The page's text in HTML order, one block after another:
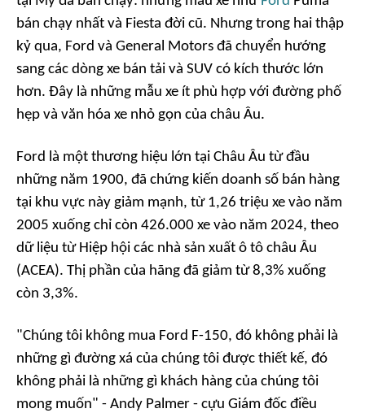
bán chạy nhất và Fiesta đời cũ. Nhưng trong hai thập
kỷ qua, Ford và General Motors đã chuyển hướng
sang các dòng xe bán tải và SUV có kích thước lớn
hơn. Đây là những mẫu xe ít phù hợp với đường phố
hẹp và văn hóa xe nhỏ gọn của châu Âu.
Ford là một thương hiệu lớn tại Châu Âu từ đầu
những năm 1900, đã chứng kiến doanh số bán hàng
tại khu vực này giảm mạnh, từ 1,26 triệu xe vào năm
2005 xuống chỉ còn 426.000 xe vào năm 2024, theo
dữ liệu từ Hiệp hội các nhà sản xuất ô tô châu Âu
(ACEA). Thị phần của hãng đã giảm từ 8,3% xuống
còn 3,3%.
"Chúng tôi không mua Ford F-150, đó không phải là
những gì đường xá của chúng tôi được thiết kế, đó
không phải là những gì khách hàng của chúng tôi
mong muốn" - Andy Palmer - cựu Giám đốc điều